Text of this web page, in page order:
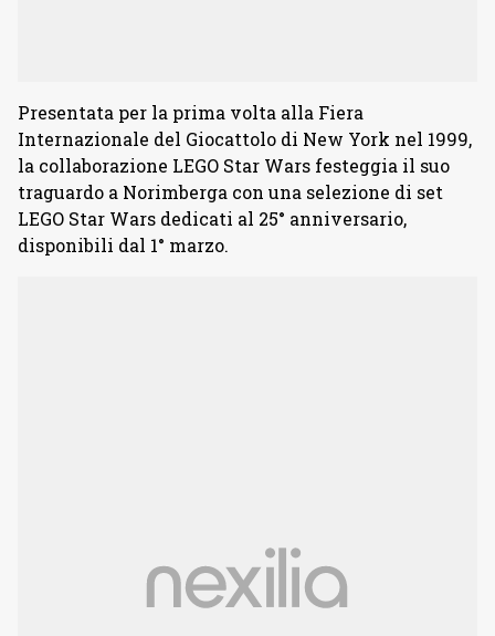
Presentata per la prima volta alla Fiera
Internazionale del Giocattolo di New York nel 1999,
la collaborazione LEGO Star Wars festeggia il suo
traguardo a Norimberga con una selezione di set
LEGO Star Wars dedicati al 25° anniversario,
disponibili dal 1° marzo.